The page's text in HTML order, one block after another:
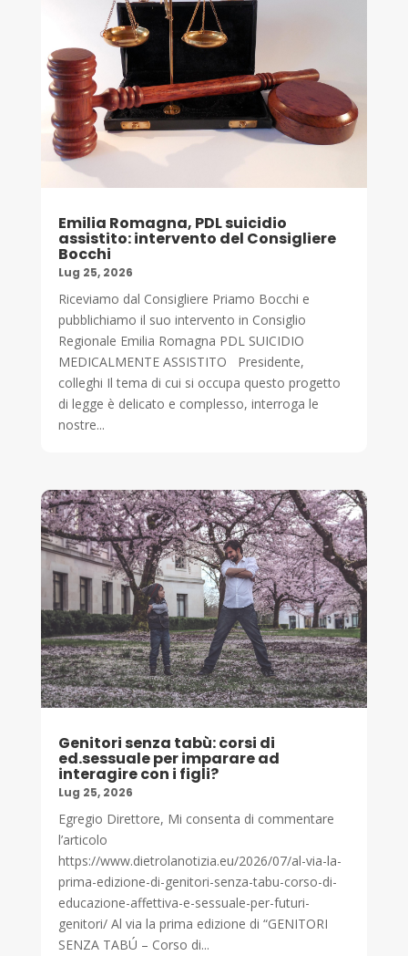
Emilia Romagna, PDL suicidio
assistito: intervento del Consigliere
Bocchi
Lug 25, 2026
Riceviamo dal Consigliere Priamo Bocchi e
pubblichiamo il suo intervento in Consiglio
Regionale Emilia Romagna PDL SUICIDIO
MEDICALMENTE ASSISTITO Presidente,
colleghi Il tema di cui si occupa questo progetto
di legge è delicato e complesso, interroga le
nostre...
Genitori senza tabù: corsi di
ed.sessuale per imparare ad
interagire con i figli?
Lug 25, 2026
Egregio Direttore, Mi consenta di commentare
l’articolo
https://www.dietrolanotizia.eu/2026/07/al-via-la-
prima-edizione-di-genitori-senza-tabu-corso-di-
educazione-affettiva-e-sessuale-per-futuri-
genitori/ Al via la prima edizione di “GENITORI
SENZA TABÚ – Corso di...